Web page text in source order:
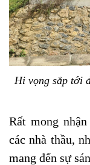
Hi vọng sắp tới
Rất mong
các nhà thầu,
mang đến sự